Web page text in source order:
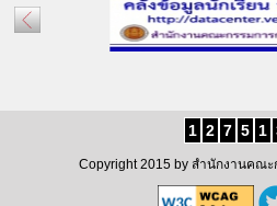
วิทยาลัยการอาชีพนวมินทราชูทิศ FM
1 2 7 5 1
Copyright 2015 by สำนักงานคณ